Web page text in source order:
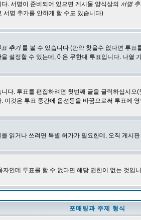
. 서명이 준비되어 있으면 게시물 양식상의 서명
서명 추가를 안하게 할 수도 있습니다)
표 추가를 볼 수 있습니다 (만약 찾을수 없다면 투표
설정할 수 있는데, 0 은 무한대 투표입니다. 나열
다. 투표를 편집하려면 첫번째 글을 글릭하십시
것은 투표 중간에 옵션등을 바꿈으로써 투표에
읽거나 쓰려면 특별 허가가 필요한데, 오직 게시
인데 투표를 할 수 없다면 해당 권한이 없는 것입
포매팅과 주제 형식